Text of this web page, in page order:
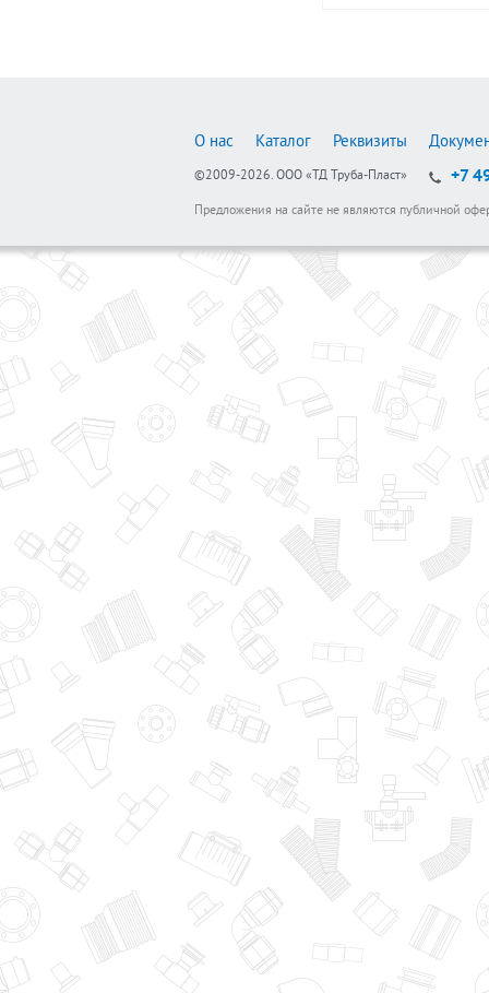
О нас Каталог Реквизиты
©2009-2026. ООО «ТД Труба-Пласт» +7
Предложения на сайте не являются публичной